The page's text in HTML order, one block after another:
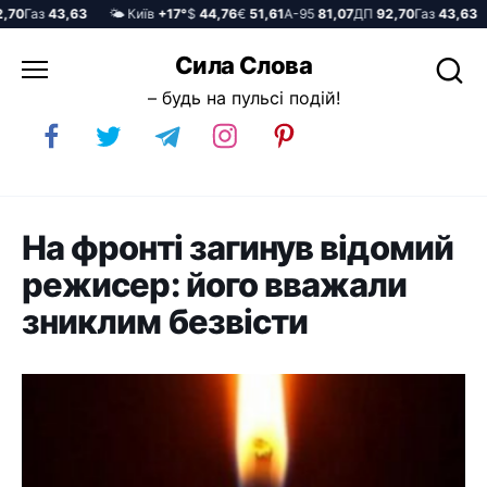
Газ43,63 🌤️ Київ+17°$44,76€51,61А-9581,07ДП92,70Газ43,63
до
Сила Слова
– будь на пульсі подій!
На фронті загинув відомий
режисер: його вважали
зниклим безвісти